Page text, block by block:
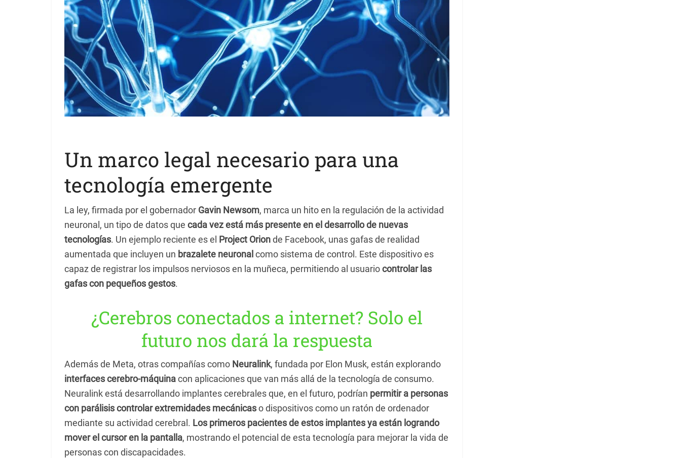
Un marco legal necesario para una
tecnología emergente
La ley, firmada por el gobernador Gavin Newsom, marca un hito en la regulación de la actividad
neuronal, un tipo de datos que cada vez está más presente en el desarrollo de nuevas
tecnologías. Un ejemplo reciente es el Project Orionde Facebook, unas gafas de realidad
aumentada que incluyen un brazalete neuronal como sistema de control. Este dispositivo es
capaz de registrar los impulsos nerviosos en la muñeca, permitiendo al usuariocontrolar las
gafas con pequeños gestos.
¿Cerebros conectados a internet? Solo el
futuro nos dará la respuesta
Además de Meta, otras compañías como Neuralink, fundada por Elon Musk, están explorando
interfaces cerebro-máquinacon aplicaciones que van más allá de la tecnología de consumo.
Neuralink está desarrollando implantes cerebrales que, en el futuro, podrían permitir a personas
con parálisis controlar extremidades mecánicaso dispositivos como un ratón de ordenador
mediante su actividad cerebral. Los primeros pacientes de estos implantes ya están logrando
mover el cursor en la pantalla, mostrando el potencial de esta tecnología para mejorar la vida de
personas con discapacidades.